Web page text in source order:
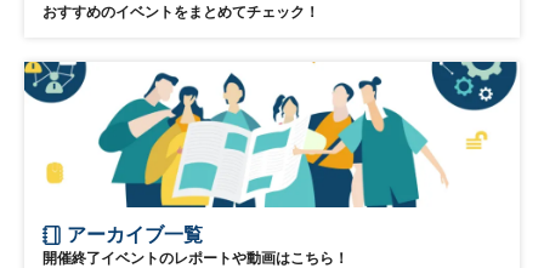
おすすめのイベントをまとめてチェック！
アーカイブ一覧
開催終了イベントのレポートや動画はこちら！